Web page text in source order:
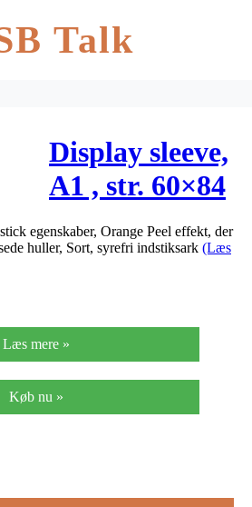
Talk
Display sleeve,
A1 , str. 60×84
cm, 5stk.
egenskaber, Orange Peel effekt, der
huller, Sort, syrefri indstiksark (Læs
Læs mere »
Køb nu »